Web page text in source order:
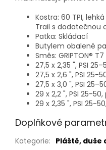
Kostra: 60 TPI,
Trail s dodatečnou
Patka: Skládací
Butylem obalené
Směs: GRIPTON® T7
27,5 x 2,35 ", PSI
27,5 x 2,6 ", PSI
27,5 x 3,0 ", PSI
29 x 2,2 ", PSI 25-
29 x 2,35 ", PSI 25-
Doplňkové
Kategorie: Pláště, duše